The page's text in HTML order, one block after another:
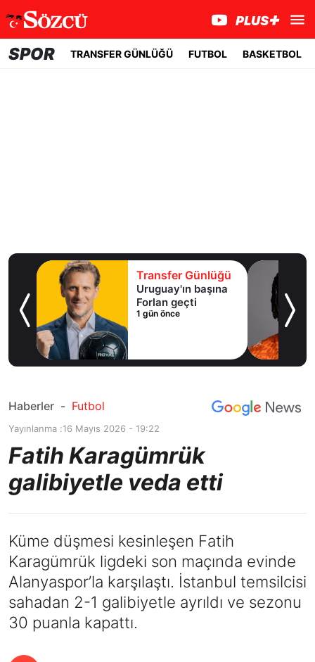
SPOR TRANSFER GÜNLÜĞÜ FUTBOL BASKETBOL
Transfer Günlüğü
Uruguay'ın başına
Forlan geçti
1 gün önce
Haberler - Futbol
Yayınlanma :16 Mayıs 2026 - 19:22
Fatih Karagümrük
galibiyetle veda etti
Küme düşmesi kesinleşen Fatih
Karagümrük ligdeki son maçında evinde
Alanyaspor’la karşılaştı. İstanbul temsilcisi
sahadan 2-1 galibiyetle ayrıldı ve sezonu
30 puanla kapattı.